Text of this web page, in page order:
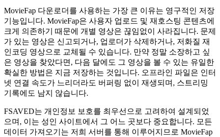
MovieFap 다운로더를 사용하는 가장 큰 이유는 영구적인 저장
기능입니다. MovieFap은 사용자 업로드 및 재호스팅 콘텐츠에
크게 의존하기 때문에 개별 영상은 끊임없이 사라집니다. 문제
가 있는 영상은 신고되거나, 업로더가 삭제하거나, 저화질 재
인코딩 영상으로 교체될 수 있습니다. 만약 정말 소장하고 싶
은 영상을 찾았다면, 다음 달에도 그 영상을 볼 수 있는 유일한
확실한 방법은 지금 저장하는 것입니다. 오프라인 파일은 인터
넷 연결 속도가 느리더라도 버퍼링 없이 재생되며, 스트리밍
기록에도 남지 않습니다.
FSAVED는 개인정보 보호를 최우선으로 고려하여 설계되었
으며, 이는 성인 사이트에서 그 어느 곳보다 중요합니다. 모든
데이터 가져오기는 저희 서버를 통해 이루어지므로 MovieFap